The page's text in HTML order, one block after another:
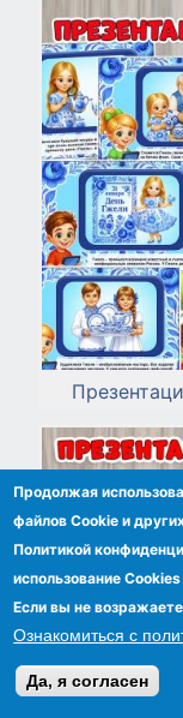
Продолжая
файлов Сookie и
Политикой
использование
Если вы не
Ознакомиться с
Да, я согласен